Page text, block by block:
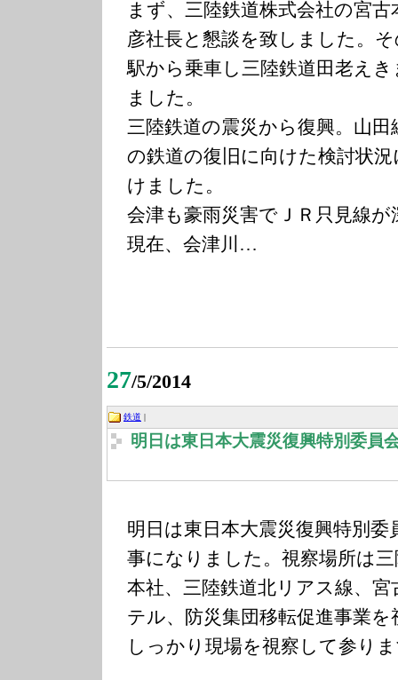
まず、三陸鉄道株式会社の宮
彦社長と懇談を致しました。
駅から乗車し三陸鉄道田老え
ました。
三陸鉄道の震災から復興。山
の鉄道の復旧に向けた検討状
けました。
会津も豪雨災害でＪＲ只見線
現在、会津川…
27/5/2014
鉄道 |
明日は東日本大震災復興特別委員
明日は東日本大震災復興特別
事になりました。視察場所は
本社、三陸鉄道北リアス線、
テル、防災集団移転促進事業
しっかり現場を視察して参り